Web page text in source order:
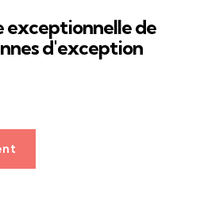
exceptionnelle de
d'exception